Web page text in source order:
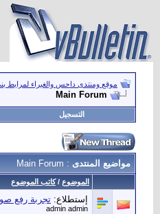
موقع ومنتدى داحس والغبراء لمرابط
Main Forum
التسجيل
مواضيع المنتدى : Main Forum
الموضوع /كاتب الموضوع
إستطلاع: تجربة رفع
admin admin